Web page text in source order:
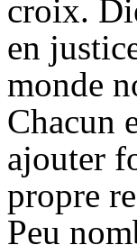
croix.
en
monde
Chacun
ajouter
propre
Peu